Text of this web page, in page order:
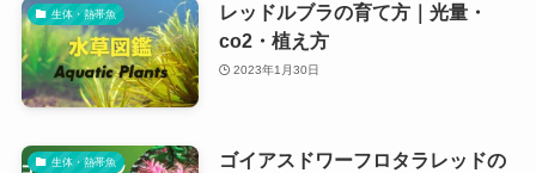
生体・熱帯魚
レッドルブラの育て方｜光量・
co2・植え方
2023年1月30日
生体・熱帯魚
ゴイアスドワーフロタラレッドの